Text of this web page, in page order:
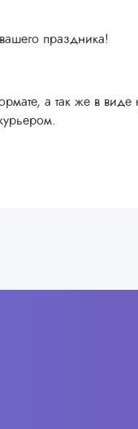
праздника!
а так же в виде